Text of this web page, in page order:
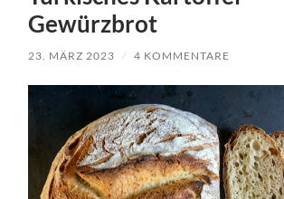
Gewürzbrot
23. MÄRZ 2023 / 4 KOMMENTARE